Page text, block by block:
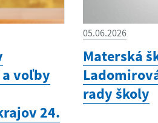
voľby
24.
05.06.2026
Materská
rady školy